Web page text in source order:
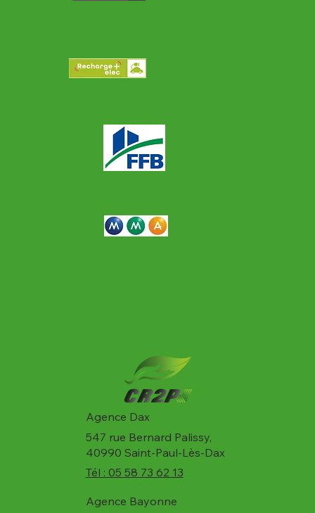
Agence Dax
547 rue Bernard Palissy,
40990 Saint-Paul-Lès-Dax
Tél : 05 58 73 62 13
Agence Bayonne